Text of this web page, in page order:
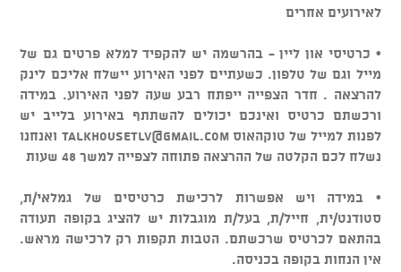
לאירועים אחרים
• כרטיסי און ליין - בהרשמה יש להקפיד למלא פרטים גם של
מייל וגם של טלפון. כשעתיים לפני האירוע יישלח אליכם לינק
להרצאה . חדר הצפייה ייפתח רבע שעה לפני האירוע. במידה
ורכשתם כרטיס ואינכם יכולים להשתתף באירוע בלייב יש
לפנות למייל של טוקהאוסtalkhousetlv@gmail.com ואנחנו
נשלח לכם הקלטה של ההרצאה פתוחה לצפייה למשך 48 שעות
• במידה ויש אפשרות לרכישת כרטיסים של גמלאי/ת,
סטודנט/ית, חייל/ת, בעל/ת מוגבלות יש להציג בקופה תעודה
בהתאם לכרטיס שרכשתם. הטבות תקפות רק לרכישה מראש.
אין הנחות בקופה בכניסה.